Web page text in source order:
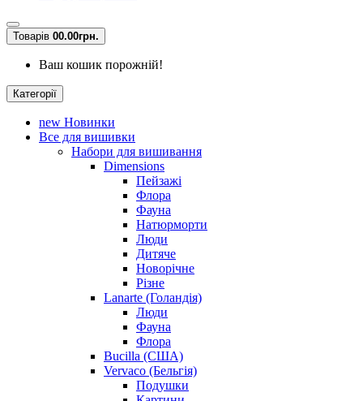
Товарів 00.00грн.
Ваш кошик порожній!
Категорії
new Новинки
Все для вишивки
Набори для вишивання
Dimensions
Пейзажі
Флора
Фауна
Натюрморти
Люди
Дитяче
Новорічне
Різне
Lanarte (Голандія)
Люди
Фауна
Флора
Bucilla (США)
Vervaco (Бельгія)
Подушки